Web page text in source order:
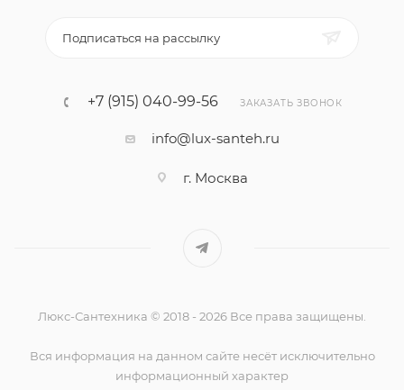
Подписаться на рассылку
+7 (915) 040-99-56 ЗАКАЗАТЬ ЗВОНОК
info@lux-santeh.ru
г. Москва
Люкс-Сантехника © 2018 - 2026 Все права защищены.
Вся информация на данном сайте несёт исключительно
информационный характер